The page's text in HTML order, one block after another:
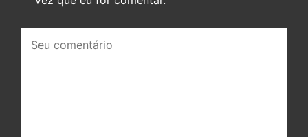
comentário: